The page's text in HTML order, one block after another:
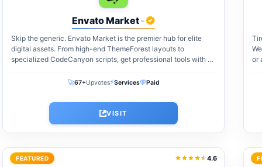
Envato Market-
Skip the generic. Envato Market is the premier hub for elite
digital assets. From high-end ThemeForest layouts to
specialized CodeCanyon scripts, get professional tools with a
🚀67+Upvotes⚡Services💬Paid
VISIT
or
FEATURED 4.6